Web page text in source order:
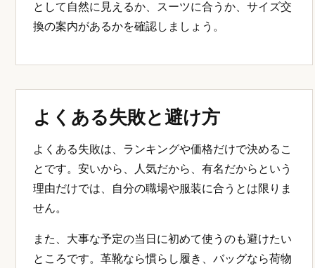
として自然に見えるか、スーツに合うか、サイズ交
換の案内があるかを確認しましょう。
よくある失敗と避け方
よくある失敗は、ランキングや価格だけで決めるこ
とです。安いから、人気だから、有名だからという
理由だけでは、自分の職場や服装に合うとは限りま
せん。
また、大事な予定の当日に初めて使うのも避けたい
ところです。革靴なら慣らし履き、バッグなら荷物